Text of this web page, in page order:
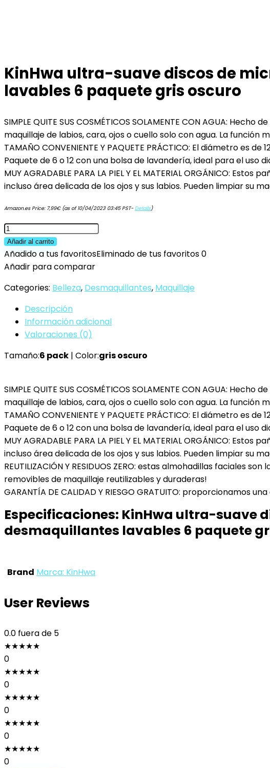
KinHwa ultra-suave discos de
lavables 6 paquete gris oscuro
SIMPLE QUITE SUS COSMÉTICOS SOLAMENTE CON AGUA:
maquillaje de labios, cara, ojos o cuello solo con agua. La
TAMAÑO CONVENIENTE Y PAQUETE PRÁCTICO: El diámetro
Paquete de 6 o 12 con una bolsa de lavandería, ideal para el uso
MUY AGRADABLE PARA LA PIEL Y EL MATERIAL ORGÁNICO:
incluso área delicada de los ojos y sus labios. Pueden limpiar su
Amazon.es Price: 7,99€(as of 10/04/2023 03:45 PST-Details)
KinHwa
ultra-
suave
discos
microfibra
reutilizables
almohadillas
desmaquillantes
6
oscuro
cantidad
Añadir al carrito
Añadido a tus favoritosEliminado de tus favoritos0
Añadir para comparar
Categories: Belleza, Desmaquillantes, Maquillaje
Descripción
Información adicional
Valoraciones (0)
Tamaño:6 pack | Color:gris oscuro
SIMPLE QUITE SUS COSMÉTICOS SOLAMENTE CON AGUA:
maquillaje de labios, cara, ojos o cuello solo con agua. La
TAMAÑO CONVENIENTE Y PAQUETE PRÁCTICO: El diámetro
Paquete de 6 o 12 con una bolsa de lavandería, ideal para el uso
MUY AGRADABLE PARA LA PIEL Y EL MATERIAL ORGÁNICO:
incluso área delicada de los ojos y sus labios. Pueden limpiar su
REUTILIZACIÓN Y RESIDUOS ZERO: estas almohadillas faciales
removibles de maquillaje reutilizables y duraderas!
GARANTÍA DE CALIDAD Y RIESGO GRATUITO:
Especificaciones: KinHwa ultra-suave
desmaquillantes lavables 6 paquete
Brand Marca: KinHwa
User Reviews
0.0 fuera de 5
★★★★★
0
★★★★★
0
★★★★★
0
★★★★★
0
★★★★★
0